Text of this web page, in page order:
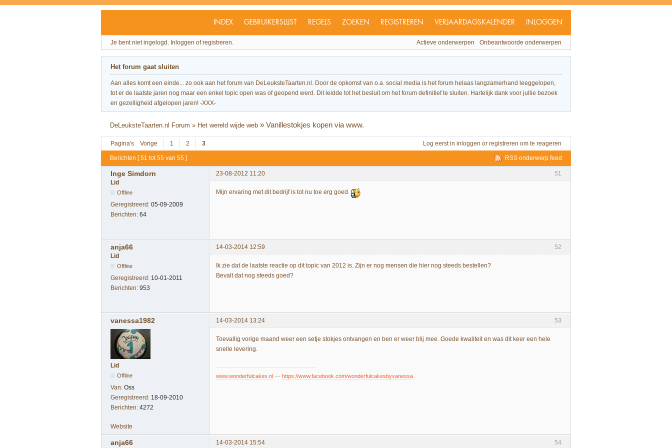
INDEX GEBRUIKERSLIJST REGELS ZOEKEN REGISTREREN VERJAARDAGSKALENDER INLOGGEN
Je bent niet ingelogd. Inloggen of registreren. Actieve onderwerpen Onbeantwoorde onderwerpen
Het forum gaat sluiten
Aan alles komt een einde... zo ook aan het forum van DeLeuksteTaarten.nl. Door de opkomst van o.a. social media is het forum helaas langzamerhand leeggelopen,
tot er de laatste jaren nog maar een enkel topic open was of geopend werd. Dit leidde tot het besluit om het forum definitief te sluiten. Hartelijk dank voor jullie bezoek
en gezelligheid afgelopen jaren! -XXX-
DeLeuksteTaarten.nl Forum » Het wereld wijde web »Vanillestokjes kopen via www.
Pagina's Vorige 1 2 3 Log eerst in inloggen or registreren om te reageren
RSS onderwerp feed
Berichten [ 51 tot 55 van 55 ]
51
Inge Simdorn
23-08-2012 11:20
Lid
Offline
Geregistreerd: 05-09-2009
Berichten: 64
Mijn ervaring met dit bedrijf is tot nu toe erg goed.
52
anja66
14-03-2014 12:59
Lid
Offline
Geregistreerd: 10-01-2011
Berichten: 953
Ik zie dat de laatste reactie op dit topic van 2012 is. Zijn er nog mensen die hier nog steeds bestellen?
Bevalt dat nog steeds goed?
53
vanessa1982 14-03-2014 13:24
Lid
Offline
Van: Oss
Geregistreerd: 18-09-2010
Berichten: 4272
Toevallig vorige maand weer een setje stokjes ontvangen en ben er weer blij mee. Goede kwaliteit en was dit keer een hele
snelle levering.
www.wonderfulcakes.nl --- https://www.facebook.com/wonderfulcakesbyvanessa
Website
54
anja66 14-03-2014 15:54